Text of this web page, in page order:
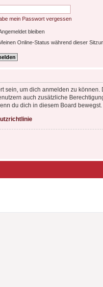
mein Passwort vergessen
bleiben
Online-Status während dieser
sein, um dich anmelden zu
auch zusätzliche
du dich in diesem Board bewegst.